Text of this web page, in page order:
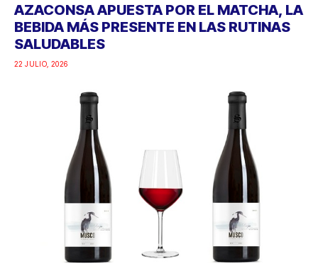
AZACONSA APUESTA POR EL MATCHA, LA
BEBIDA MÁS PRESENTE EN LAS RUTINAS
SALUDABLES
22 JULIO, 2026